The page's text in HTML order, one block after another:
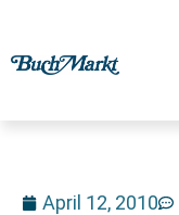
April 12, 2010